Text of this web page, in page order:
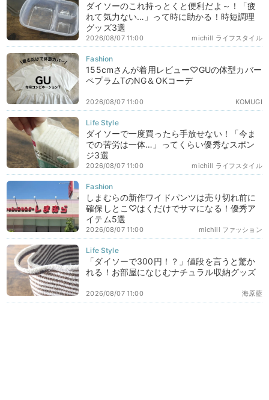
ダイソーのこれ持っとくと便利だよ～！「疲
れて気力ない…」って時に助かる！時短調理
グッズ3選
michill ライフスタイル
2026/08/07 11:00
155cmさんが着用レビュー♡GUの体型カバー
ペプラムTのNG＆OKコーデ
KOMUGI
2026/08/07 11:00
ダイソーで一度買ったら手放せない！「今ま
での苦労は一体…」ってくらい優秀なスポン
ジ3選
michill ライフスタイル
2026/08/07 11:00
しまむらの新作ワイドパンツは売り切れ前に
確保しとこ♡はくだけでサマになる！優秀ア
イテム5選
michill ファッション
2026/08/07 11:00
「ダイソーで300円！？」値段を言うと驚か
れる！お部屋になじむナチュラル収納グッズ
海原藍
2026/08/07 11:00